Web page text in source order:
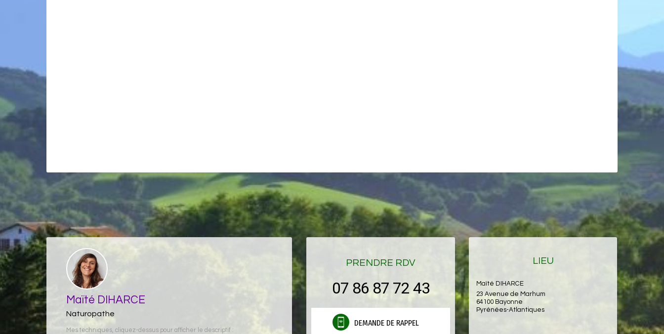
Maïté DIHARCE
Naturopathe
Mes techniques, cliquez-dessus pour afficher le descriptif :
PRENDRE RDV
07 86 87 72 43
DEMANDE DE RAPPEL
LIEU
Maïté DIHARCE
23 Avenue de Marhum
64100 Bayonne
Pyrénées-Atlantiques